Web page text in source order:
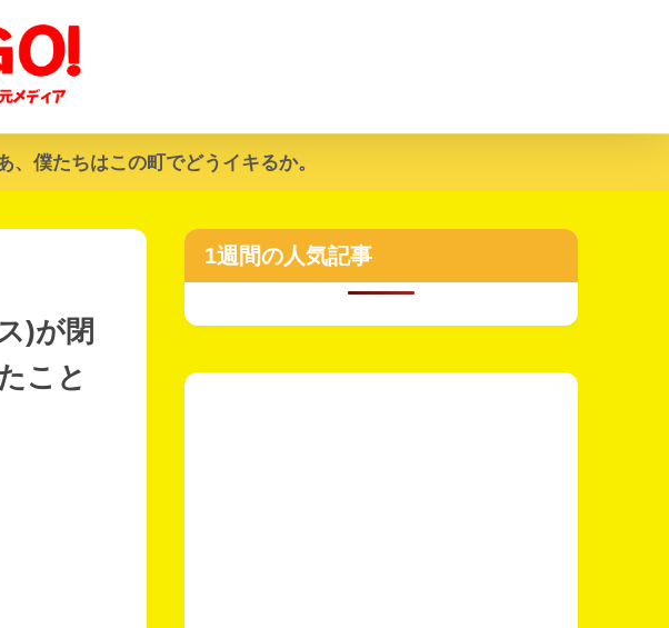
僕たちはこの町でどうイキるか。
)が閉
こと
1週間の人気記事